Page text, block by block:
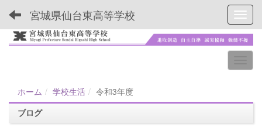
宮城県仙台東高等学校
ホーム 学校生活
令和3年度
ブログ